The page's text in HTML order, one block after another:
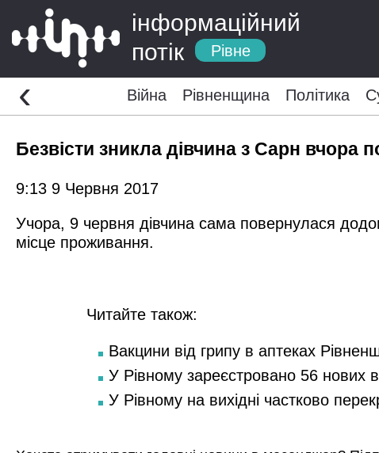
інформаційний
потік
Рівне
Війна Рівненщина Політика
‹
Безвісти зникла дівчина з Сарн вчора
9:13 9 Червня 2017
Учора, 9 червня дівчина сама повернулася
місце проживання.
Читайте також:
Вакцини від грипу в аптеках
У Рівному зареєстровано 56 нових
У Рівному на вихідні частково